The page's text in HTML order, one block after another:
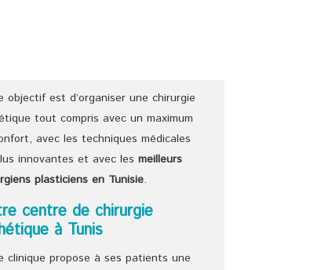
objectif est d’organiser une chirurgie
tout compris avec un maximum
avec les techniques médicales
innovantes et avec lesmeilleurs
plasticiens en Tunisie.
centre de chirurgie
à Tunis
clinique propose à ses patients une